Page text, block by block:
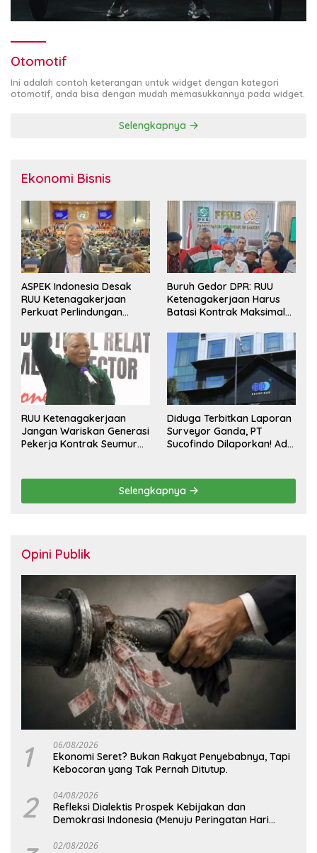
Otomotif
Ini adalah contoh keterangan untuk widget dengan kategori
otomotif, anda bisa dengan mudah memasukkannya pada widget.
Selengkapnya
Ekonomi Bisnis
ASPEK Indonesia Desak
RUU Ketenagakerjaan
Perkuat Perlindungan
Pesangon
Buruh Gedor DPR: RUU
Ketenagakerjaan Harus
Batasi Kontrak Maksimal
Berbasis KHL
RUU Ketenagakerjaan
Jangan Wariskan Generasi
Pekerja Kontrak Seumur
Diduga Terbitkan Laporan
Surveyor Ganda, PT
Sucofindo Dilaporkan! Ada
Selengkapnya
Opini Publik
1 06/08/2026
Ekonomi Seret? Bukan Rakyat Penyebabnya, Tapi
Kebocoran yang Tak Pernah Ditutup.
2 04/08/2026
Refleksi Dialektis Prospek Kebijakan dan
Demokrasi Indonesia (Menuju Peringatan Hari
02/08/2026